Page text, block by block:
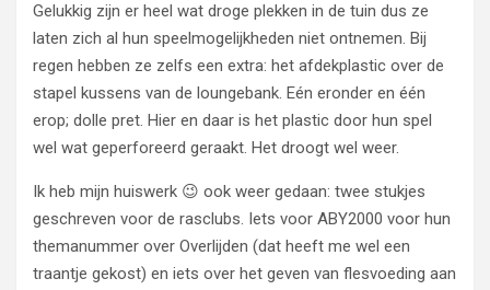
Gelukkig zijn er heel wat droge plekken in de tuin dus ze
laten zich al hun speelmogelijkheden niet ontnemen. Bij
regen hebben ze zelfs een extra: het afdekplastic over de
stapel kussens van de loungebank. Eén eronder en één
erop; dolle pret. Hier en daar is het plastic door hun spel
wel wat geperforeerd geraakt. Het droogt wel weer.
Ik heb mijn huiswerk 😉 ook weer gedaan: twee stukjes
geschreven voor de rasclubs. Iets voor ABY2000 voor hun
themanummer over Overlijden (dat heeft me wel een
traantje gekost) en iets over het geven van flesvoeding aan